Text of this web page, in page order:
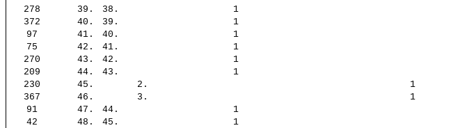
278
39. 38. 1
372
40. 39. 1
97
41. 40. 1
75
42. 41. 1
270
43. 42. 1
209
44. 43. 1
230
45. 2. 1
367
46. 3. 1
91
47. 44. 1
42
48. 45. 1